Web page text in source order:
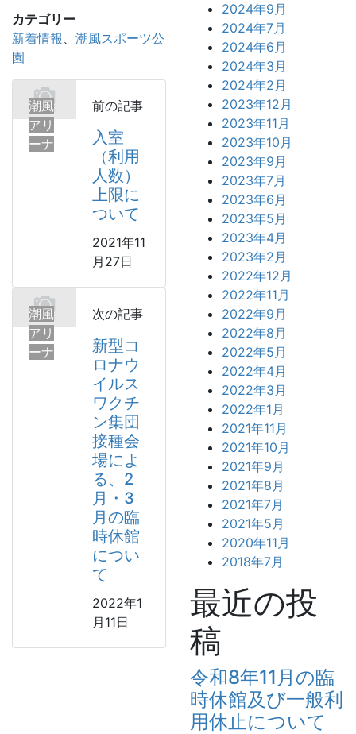
カテゴリー
新着情報 、 潮風スポーツ公
園
潮風
アリ
ーナ
前の記事
入室
（利用
人数）
上限に
ついて
2021年11
月27日
潮風
アリ
ーナ
次の記事
新型コ
ロナウ
イルス
ワクチ
ン集団
接種会
場によ
る、2
月・3
月の臨
時休館
につい
て
2022年1
月11日
2024年9月
2024年7月
2024年6月
2024年3月
2024年2月
2023年12月
2023年11月
2023年10月
2023年9月
2023年7月
2023年6月
2023年5月
2023年4月
2023年2月
2022年12月
2022年11月
2022年9月
2022年8月
2022年5月
2022年4月
2022年3月
2022年1月
2021年11月
2021年10月
2021年9月
2021年8月
2021年7月
2021年5月
2020年11月
2018年7月
最近の投
稿
令和8年11月の臨
時休館及び一般利
用休止について